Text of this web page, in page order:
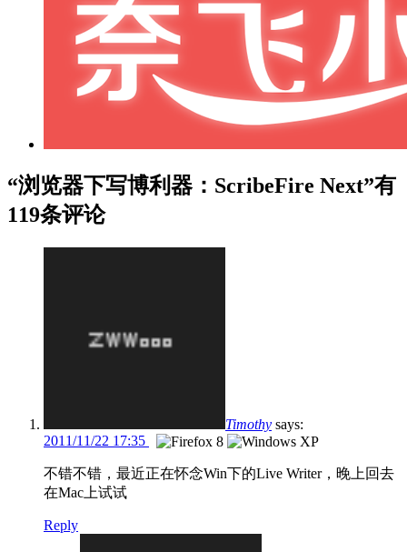
“浏览器下写博利器：ScribeFire Next”有
119条评论
Timothy says:
2011/11/22 17:35
不错不错，最近正在怀念Win下的Live Writer，晚上回去
在Mac上试试
Reply